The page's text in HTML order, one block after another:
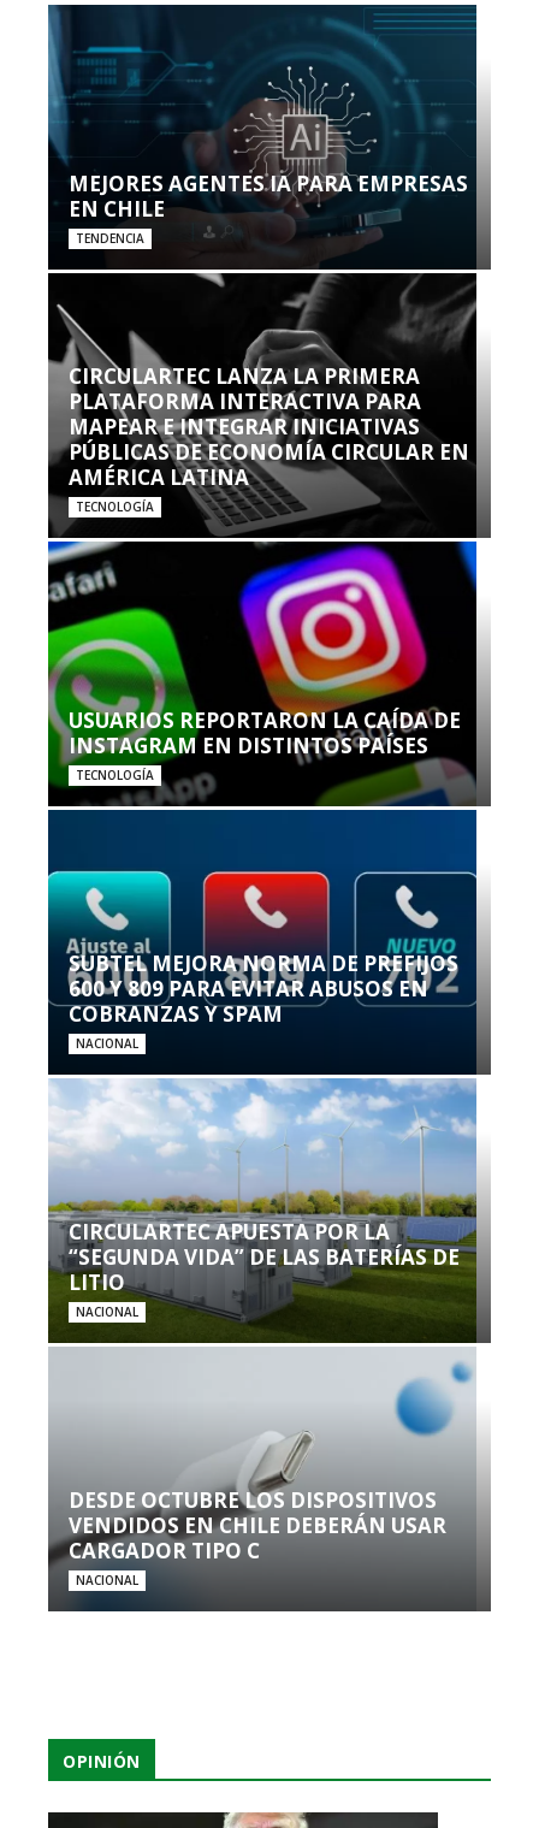
MEJORES AGENTES IA PARA EMPRESAS
EN CHILE
TENDENCIA
CIRCULARTEC LANZA LA PRIMERA
PLATAFORMA INTERACTIVA PARA
MAPEAR E INTEGRAR INICIATIVAS
PÚBLICAS DE ECONOMÍA CIRCULAR EN
AMÉRICA LATINA
TECNOLOGÍA
USUARIOS REPORTARON LA CAÍDA DE
INSTAGRAM EN DISTINTOS PAÍSES
TECNOLOGÍA
SUBTEL MEJORA NORMA DE PREFIJOS
600 Y 809 PARA EVITAR ABUSOS EN
COBRANZAS Y SPAM
NACIONAL
CIRCULARTEC APUESTA POR LA
“SEGUNDA VIDA” DE LAS BATERÍAS DE
LITIO
NACIONAL
DESDE OCTUBRE LOS DISPOSITIVOS
VENDIDOS EN CHILE DEBERÁN USAR
CARGADOR TIPO C
NACIONAL
OPINIÓN